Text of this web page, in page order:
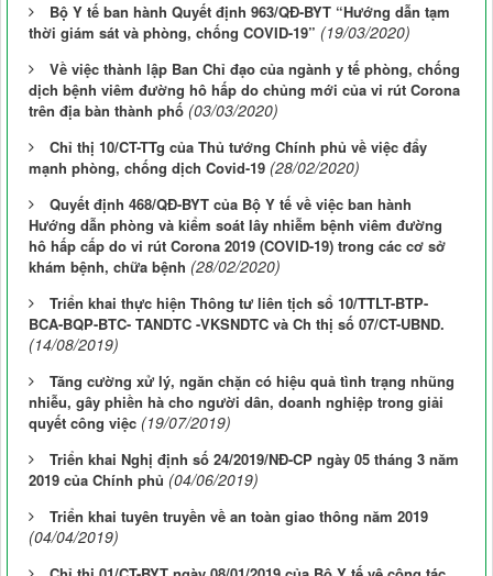
Bộ Y tế ban hành Quyết định 963/QĐ-BYT “Hướng dẫn tạm
thời giám sát và phòng, chống COVID-19” (19/03/2020)
Về việc thành lập Ban Chỉ đạo của ngành y tế phòng, chống
dịch bệnh viêm đường hô hấp do chủng mới của vi rút Corona
trên địa bàn thành phố (03/03/2020)
Chỉ thị 10/CT-TTg của Thủ tướng Chính phủ về việc đẩy
mạnh phòng, chống dịch Covid-19 (28/02/2020)
Quyết định 468/QĐ-BYT của Bộ Y tế về việc ban hành
Hướng dẫn phòng và kiểm soát lây nhiễm bệnh viêm đường
hô hấp cấp do vi rút Corona 2019 (COVID-19) trong các cơ sở
khám bệnh, chữa bệnh (28/02/2020)
Triển khai thực hiện Thông tư liên tịch sổ 10/TTLT-BTP-
BCA-BQP-BTC- TANDTC -VKSNDTC và Ch thị số 07/CT-UBND.
(14/08/2019)
Tăng cường xử lý, ngăn chặn có hiệu quả tình trạng nhũng
nhiễu, gây phiền hà cho người dân, doanh nghiệp trong giải
quyết công việc (19/07/2019)
Triển khai Nghị định số 24/2019/NĐ-CP ngày 05 tháng 3 năm
2019 của Chính phủ (04/06/2019)
Triển khai tuyên truyền về an toàn giao thông năm 2019
(04/04/2019)